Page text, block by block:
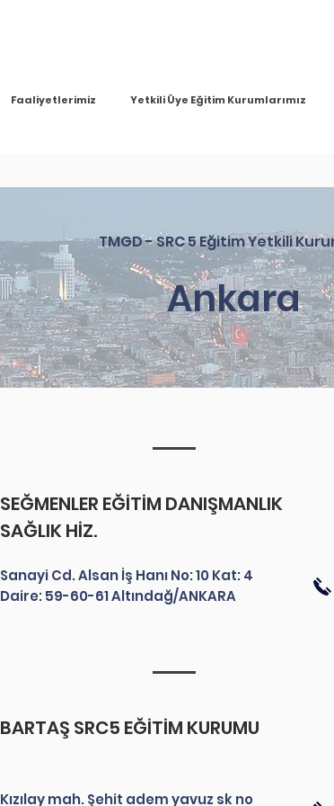
Faaliyetlerimiz Yetkili Üye Eğitim Kurumlarımız
TMGD - SRC 5 Eğitim Yetkili
Ankara
SEĞMENLER EĞİTİM DANIŞMANLIK
SAĞLIK HİZ.
Sanayi Cd. Alsan İş Hanı No: 10 Kat: 4
Daire: 59-60-61 Altındağ/ANKARA
BARTAŞ SRC5 EĞİTİM KURUMU
Kızılay mah. Şehit adem yavuz sk no